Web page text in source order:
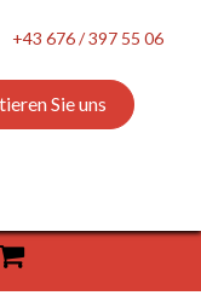
+43 676 / 397 55 06
Sie uns